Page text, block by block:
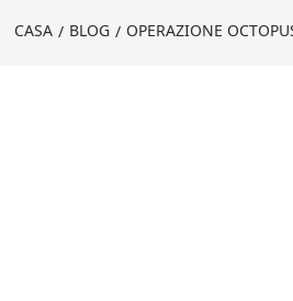
CASA BLOG OPERAZIONE